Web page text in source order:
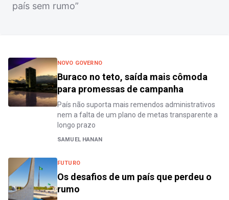
país sem rumo”
NOVO GOVERNO
Buraco no teto, saída mais cômoda
para promessas de campanha
País não suporta mais remendos administrativos
nem a falta de um plano de metas transparente a
longo prazo
SAMUEL HANAN
FUTURO
Os desafios de um país que perdeu o
rumo